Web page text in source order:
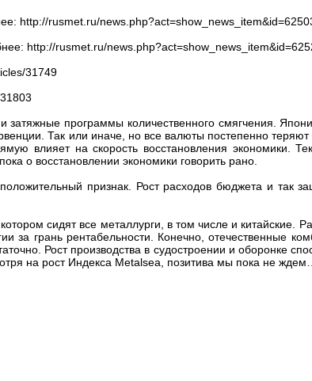
http://rusmet.ru/
http://rusmet.ru/
31749
программы количественного смягчения.
Так или иначе, но все валюты постепенно теряют
влияет на скорость восстановления экономики.
о восстановлении экономики говорить рано.
признак. Рост расходов бюджета и так
сидят все металлурги, в том числе и китайские.
грань рентабельности. Конечно, отечественные
Рост производства в судостроении и оборонке
на рост Индекса Metalsea, позитива мы пока не